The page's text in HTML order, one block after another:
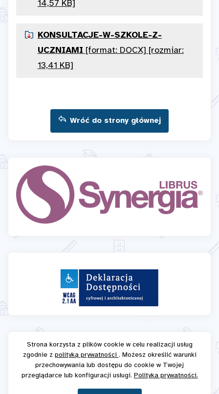
14,57 KB]
KONSULTACJE-W-SZKOLE-Z-
UCZNIAMI [format: DOCX] [rozmiar:
13,41 KB]
Wróć do strony głównej
Strona korzysta z plików cookie w celu realizacji usług
zgodnie z polityką prywatności . Możesz określić warunki
przechowywania lub dostępu do cookie w Twojej
przeglądarce lub konfiguracji usługi. Polityka prywatności.